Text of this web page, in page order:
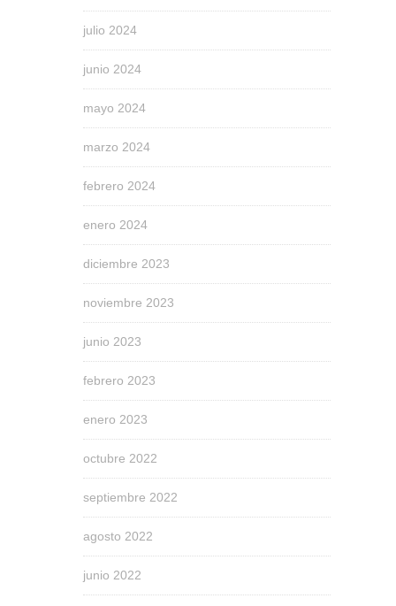
julio 2024
junio 2024
mayo 2024
marzo 2024
febrero 2024
enero 2024
diciembre 2023
noviembre 2023
junio 2023
febrero 2023
enero 2023
octubre 2022
septiembre 2022
agosto 2022
junio 2022